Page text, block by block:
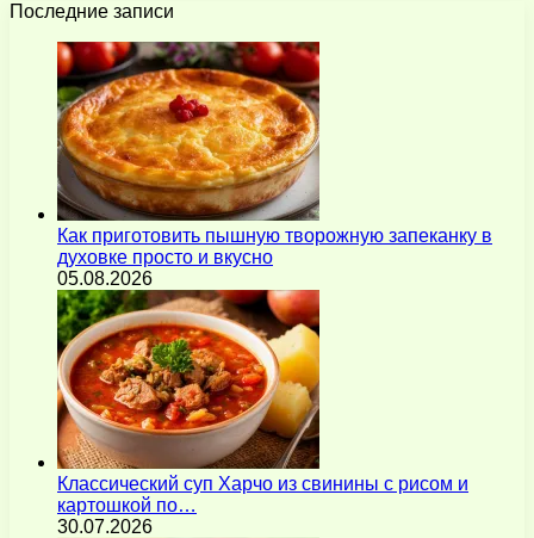
Последние записи
Как приготовить пышную творожную запеканку в
духовке просто и вкусно
05.08.2026
Классический суп Харчо из свинины с рисом и
картошкой по…
30.07.2026